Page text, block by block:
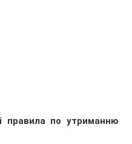
правила по утриманню